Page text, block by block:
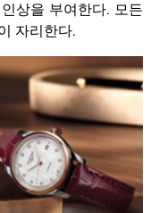
상을 부여한다. 모든
자리한다.